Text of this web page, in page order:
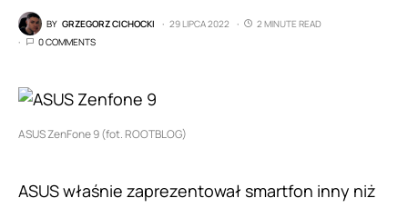
BY GRZEGORZ CICHOCKI 29 LIPCA 2022
2 MINUTE READ
0 COMMENTS
ASUS ZenFone 9 (fot. ROOTBLOG)
ASUS właśnie zaprezentował smartfon inny niż